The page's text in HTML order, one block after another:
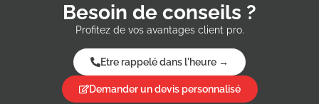
Besoin de conseils ?
Profitez de vos avantages client pro.
Etre rappelé dans l'heure →
Demander un devis personnalisé